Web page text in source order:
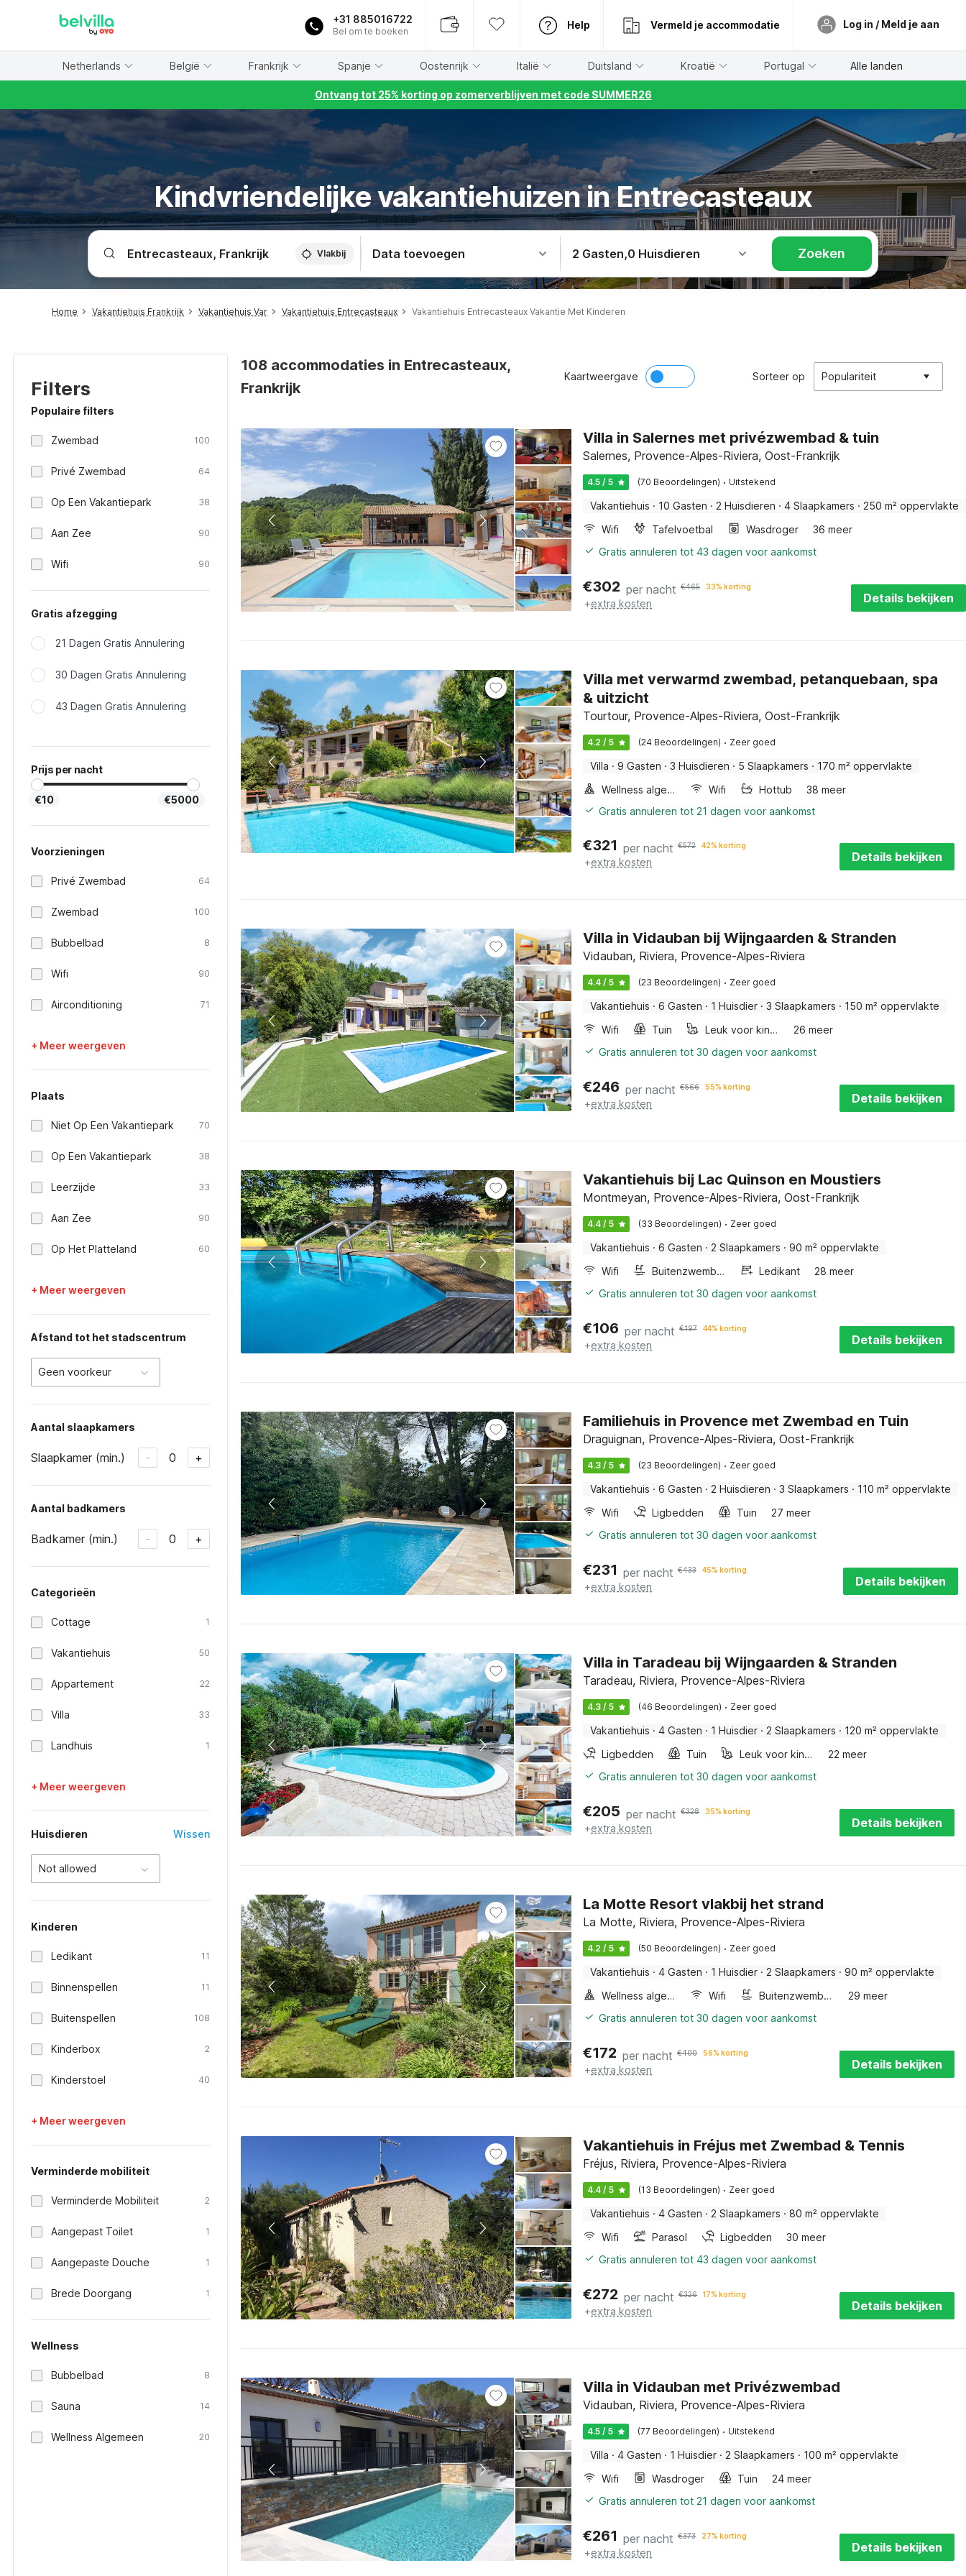
+31 885016722
Bel om te boeken
Help Vermeld je accommodatie Log in / Meld je aan
Netherlands België Frankrijk Spanje Oostenrijk Italië Duitsland Kroatië Portugal Alle landen
Ontvang tot 25% korting op zomerverblijven met code SUMMER26
Kindvriendelijke vakantiehuizen in Entrecasteaux
Vlakbij Data toevoegen 2 Gasten,0 Huisdieren Zoeken
Home Vakantiehuis Frankrijk Vakantiehuis Var Vakantiehuis Entrecasteaux Vakantiehuis Entrecasteaux Vakantie Met Kinderen
Filters
Populaire filters
Zwembad 100
Privé Zwembad 64
Op Een Vakantiepark 38
Aan Zee 90
Wifi 90
Gratis afzegging
21 Dagen Gratis Annulering
30 Dagen Gratis Annulering
43 Dagen Gratis Annulering
Prijs per nacht
€10 €5000
Voorzieningen
Privé Zwembad 64
Zwembad 100
Bubbelbad 8
Wifi 90
Airconditioning 71
+ Meer weergeven
Plaats
Niet Op Een Vakantiepark 70
Op Een Vakantiepark 38
Leerzijde 33
Aan Zee 90
Op Het Platteland 60
+ Meer weergeven
Afstand tot het stadscentrum
Geen voorkeur
Aantal slaapkamers
Slaapkamer (min.) - 0 +
Aantal badkamers
Badkamer (min.) - 0 +
Categorieën
Cottage 1
Vakantiehuis 50
Appartement 22
Villa 33
Landhuis 1
+ Meer weergeven
Huisdieren Wissen
Not allowed
Kinderen
Ledikant 11
Binnenspellen 11
Buitenspellen 108
Kinderbox 2
Kinderstoel 40
+ Meer weergeven
Verminderde mobiliteit
Verminderde Mobiliteit 2
Aangepast Toilet 1
Aangepaste Douche 1
Brede Doorgang 1
Wellness
Bubbelbad 8
Sauna 14
Wellness Algemeen 20
108 accommodaties in Entrecasteaux,
Frankrijk
Kaartweergave Sorteer op Populariteit
Villa in Salernes met privézwembad & tuin
Salernes, Provence-Alpes-Riviera, Oost-Frankrijk
4.5 / 5 (70 Beoordelingen) · Uitstekend
Vakantiehuis · 10 Gasten · 2 Huisdieren · 4 Slaapkamers · 250 m² oppervlakte
Wifi
Tafelvoetbal Wasdroger
36 meer
Gratis annuleren tot 43 dagen voor aankomst
€302 per nacht €465 33% korting
+extra kosten Details bekijken
Villa met verwarmd zwembad, petanquebaan, spa
& uitzicht
Tourtour, Provence-Alpes-Riviera, Oost-Frankrijk
4.2 / 5 (24 Beoordelingen) · Zeer goed
Villa · 9 Gasten · 3 Huisdieren · 5 Slaapkamers · 170 m² oppervlakte
Wellness algemeen
Wifi Hottub
38 meer
Gratis annuleren tot 21 dagen voor aankomst
€321 per nacht €572 42% korting
+extra kosten Details bekijken
Villa in Vidauban bij Wijngaarden & Stranden
Vidauban, Riviera, Provence-Alpes-Riviera
4.4 / 5 (23 Beoordelingen) · Zeer goed
Vakantiehuis · 6 Gasten · 1 Huisdier · 3 Slaapkamers · 150 m² oppervlakte
Wifi
Tuin Leuk voor kinderen
26 meer
Gratis annuleren tot 30 dagen voor aankomst
€246 per nacht €566 55% korting
+extra kosten Details bekijken
Vakantiehuis bij Lac Quinson en Moustiers
Montmeyan, Provence-Alpes-Riviera, Oost-Frankrijk
4.4 / 5 (33 Beoordelingen) · Zeer goed
Vakantiehuis · 6 Gasten · 2 Slaapkamers · 90 m² oppervlakte
Wifi
Buitenzwembad Ledikant
28 meer
Gratis annuleren tot 30 dagen voor aankomst
€106 per nacht €197 44% korting
+extra kosten Details bekijken
Familiehuis in Provence met Zwembad en Tuin
Draguignan, Provence-Alpes-Riviera, Oost-Frankrijk
4.3 / 5 (23 Beoordelingen) · Zeer goed
Vakantiehuis · 6 Gasten · 2 Huisdieren · 3 Slaapkamers · 110 m² oppervlakte
Wifi
Ligbedden Tuin
27 meer
Gratis annuleren tot 30 dagen voor aankomst
€231 per nacht €433 45% korting
+extra kosten Details bekijken
Villa in Taradeau bij Wijngaarden & Stranden
Taradeau, Riviera, Provence-Alpes-Riviera
4.3 / 5 (46 Beoordelingen) · Zeer goed
Vakantiehuis · 4 Gasten · 1 Huisdier · 2 Slaapkamers · 120 m² oppervlakte
Ligbedden
Tuin Leuk voor kinderen
22 meer
Gratis annuleren tot 30 dagen voor aankomst
€205 per nacht €328 35% korting
+extra kosten Details bekijken
La Motte Resort vlakbij het strand
La Motte, Riviera, Provence-Alpes-Riviera
4.2 / 5 (50 Beoordelingen) · Zeer goed
Vakantiehuis · 4 Gasten · 1 Huisdier · 2 Slaapkamers · 90 m² oppervlakte
Wellness algemeen
Wifi Buitenzwembad
29 meer
Gratis annuleren tot 30 dagen voor aankomst
€172 per nacht €400 56% korting
+extra kosten Details bekijken
Vakantiehuis in Fréjus met Zwembad & Tennis
Fréjus, Riviera, Provence-Alpes-Riviera
4.4 / 5 (13 Beoordelingen) · Zeer goed
Vakantiehuis · 4 Gasten · 2 Slaapkamers · 80 m² oppervlakte
Wifi
Parasol Ligbedden
30 meer
Gratis annuleren tot 43 dagen voor aankomst
€272 per nacht €326 17% korting
+extra kosten Details bekijken
Villa in Vidauban met Privézwembad
Vidauban, Riviera, Provence-Alpes-Riviera
4.5 / 5 (77 Beoordelingen) · Uitstekend
Villa · 4 Gasten · 1 Huisdier · 2 Slaapkamers · 100 m² oppervlakte
Wifi
Wasdroger Tuin
24 meer
Gratis annuleren tot 21 dagen voor aankomst
€261 per nacht €373 27% korting
+extra kosten Details bekijken